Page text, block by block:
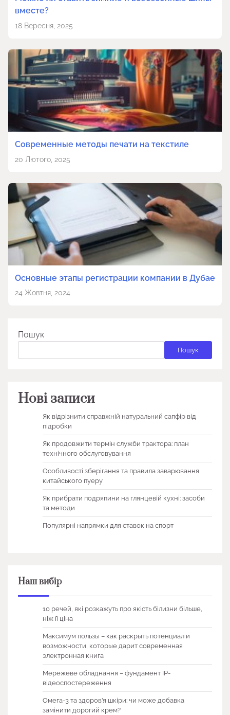
вместе?
18 Вересня, 2025
Современные методы печати на текстиле
20 Лютого, 2025
Основные этапы регистрации компании в Дубае
24 Жовтня, 2024
Пошук
Пошук
Нові записи
Як відрізнити справжній натуральний сапфір від
підробки
Як продовжити термін служби трактора: план
технічного обслуговування
Особливості зберігання та правила заварювання
китайського пуеру
Як прибрати подряпини на глянцевій кухні: засоби
та методи
Популярні напрямки для ставок на спорт
Наш вибір
10 речей, які розкажуть про якість білизни більше,
ніж її ціна
Максимум пользы – как раскрыть потенциал и
возможности, которые дарит современная
электронная книга
Мережеве обладнання – фундамент IP-
відеоспостереження
Омега-3 та здоров’я шкіри: чи може добавка
замінити дорогий крем?